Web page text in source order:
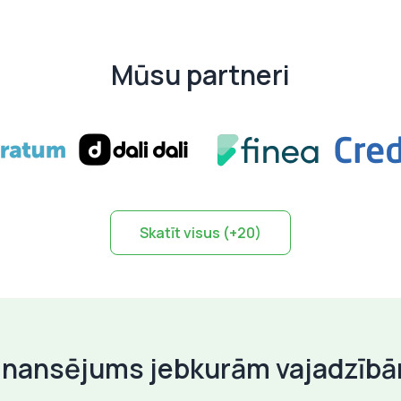
Mūsu partneri
Skatīt visus (+20)
jebkurām